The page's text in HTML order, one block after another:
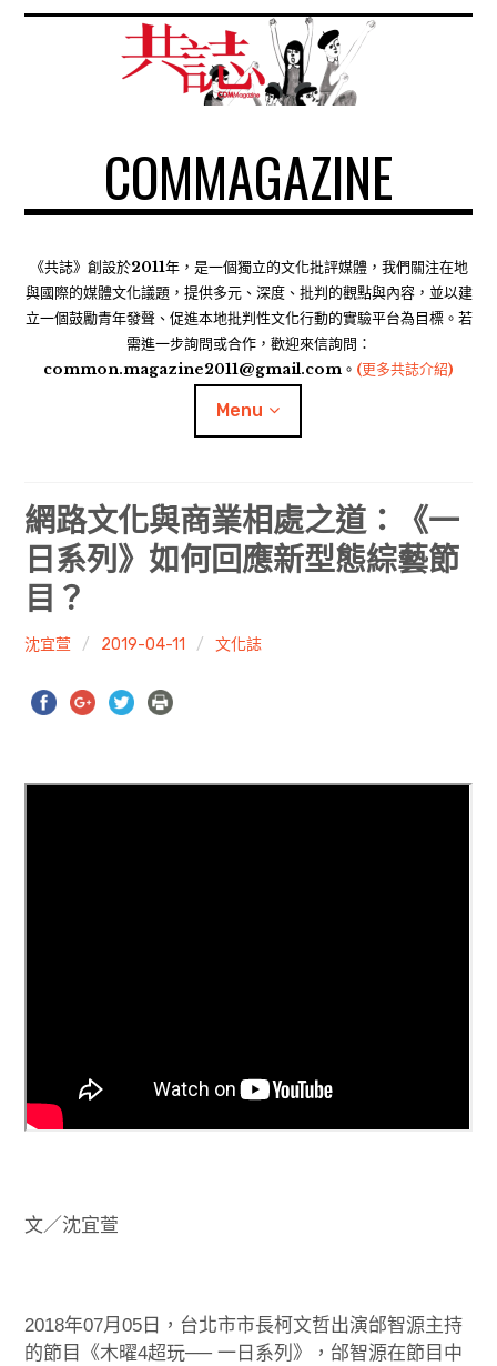
COMMAGAZINE
《共誌》創設於2011年，是一個獨立的文化批評媒體，我們關注在地
與國際的媒體文化議題，提供多元、深度、批判的觀點與內容，並以建
立一個鼓勵青年發聲、促進本地批判性文化行動的實驗平台為目標。若
需進一步詢問或合作，歡迎來信詢問：
common.magazine2011@gmail.com。 (更多共誌介紹)
Menu
共專題
共評論
網路文化與商業相處之道：《一
日系列》如何回應新型態綜藝節
目？
沈宜萱 2019-04-11 文化誌
文／沈宜萱
2018年07月05日，台北市市長柯文哲出演邰智源主持
的節目《木曜4超玩── 一日系列》，邰智源在節目中